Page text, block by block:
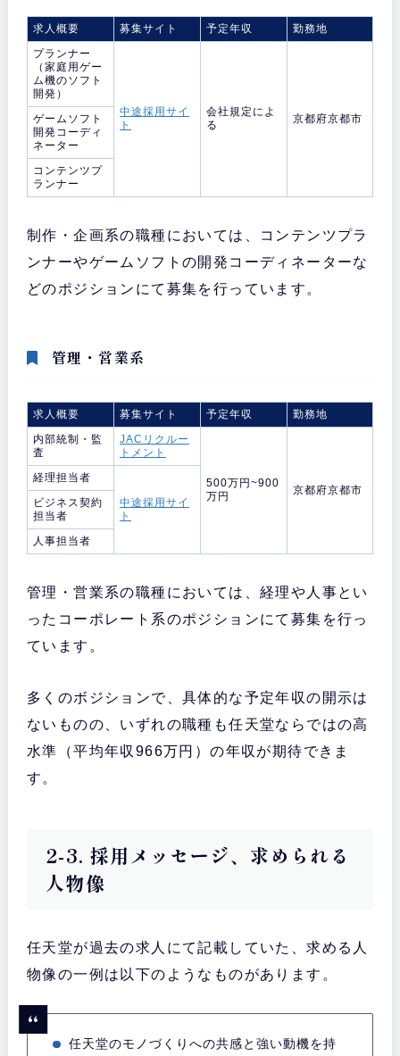
求人概要 募集サイト 予定年収
勤務地
プランナー
（家庭用ゲー
ム機のソフト
開発）
中途採用サイ
ト
会社規定によ
る
京都府京都市
ゲームソフト
開発コーディ
ネーター
コンテンツプ
ランナー
制作・企画系の職種においては、コンテンツプラ
ンナーやゲームソフトの開発コーディネーターな
どのポジションにて募集を行っています。
管理・営業系
求人概要 募集サイト 予定年収
勤務地
内部統制・監
査
JACリクルー
トメント
500万円~900
万円
京都府京都市
経理担当者
中途採用サイ
ト
ビジネス契約
担当者
人事担当者
管理・営業系の職種においては、経理や人事とい
ったコーポレート系のポジションにて募集を行っ
ています。
多くのボジションで、具体的な予定年収の開示は
ないものの、いずれの職種も任天堂ならではの高
水準（平均年収966万円）の年収が期待できま
す。
2-3. 採用メッセージ、求められる
人物像
任天堂が過去の求人にて記載していた、求める人
物像の一例は以下のようなものがあります。
任天堂のモノづくりへの共感と強い動機を持